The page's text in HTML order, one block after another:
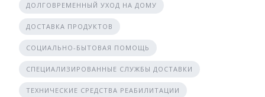
ДОЛГОВРЕМЕННЫЙ УХОД НА ДОМУ
ДОСТАВКА ПРОДУКТОВ
СОЦИАЛЬНО-БЫТОВАЯ ПОМОЩЬ
СПЕЦИАЛИЗИРОВАННЫЕ СЛУЖБЫ ДОСТАВКИ
ТЕХНИЧЕСКИЕ СРЕДСТВА РЕАБИЛИТАЦИИ